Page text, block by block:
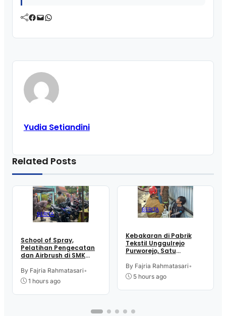
Facebook Mail WhatsApp
Yudia Setiandini
Related Posts
BERITA
School of Spray,
Pelatihan Pengecatan
dan Airbrush di SMK
Kutoarjo
By Fajria Rahmatasari•
1 hours ago
BERITA
Kebakaran di Pabrik
Tekstil Unggulrejo
Purworejo, Satu
Tulang, Petugas
Damkar Sesak Nafas
By Fajria Rahmatasari•
5 hours ago